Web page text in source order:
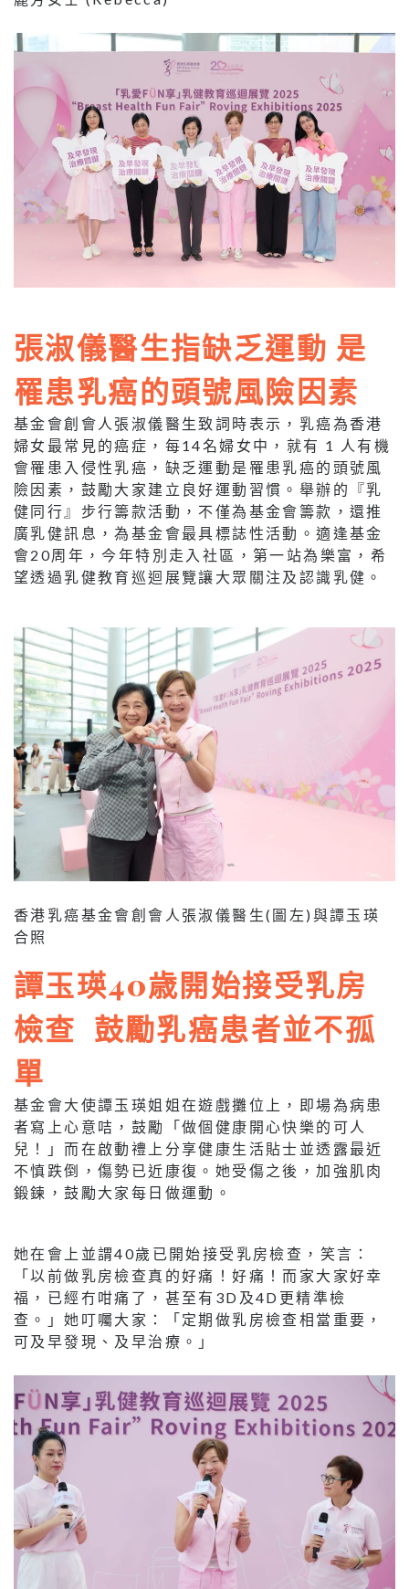
張淑儀醫生指缺乏運動 是
罹患乳癌的頭號風險因素
基金會創會人張淑儀醫生致詞時表示，乳癌為香港
婦女最常見的癌症，每14名婦女中，就有 1 人有機
會罹患入侵性乳癌，缺乏運動是罹患乳癌的頭號風
險因素，鼓勵大家建立良好運動習慣。舉辦的『乳
健同行』步行籌款活動，不僅為基金會籌款，還推
廣乳健訊息，為基金會最具標誌性活動。適逢基金
會20周年，今年特別走入社區，第一站為樂富，希
望透過乳健教育巡迴展覽讓大眾關注及認識乳健。
香港乳癌基金會創會人張淑儀醫生(圖左)與譚玉瑛
合照
譚玉瑛40歳開始接受乳房
檢查 鼓勵乳癌患者並不孤
單
基金會大使譚玉瑛姐姐在遊戲攤位上，即場為病患
者寫上心意咭，鼓勵「做個健康開心快樂的可人
兒！」而在啟動禮上分享健康生活貼士並透露最近
不慎跌倒，傷勢已近康復。她受傷之後，加強肌肉
鍛鍊，鼓勵大家每日做運動。
她在會上並謂40歲已開始接受乳房檢查，笑言：
「以前做乳房檢查真的好痛！好痛！而家大家好幸
福，已經冇咁痛了，甚至有3D及4D更精準檢
查。」她叮囑大家：「定期做乳房檢查相當重要，
可及早發現、及早治療。」